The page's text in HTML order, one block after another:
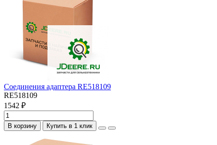
Соединения адаптера RE518109
RE518109
1542 ₽
В корзину Купить в 1 клик